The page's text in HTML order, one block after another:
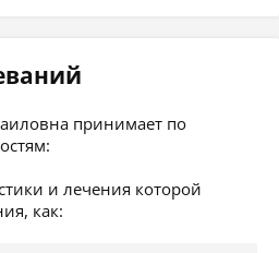
принимает по
и лечения которой
как: